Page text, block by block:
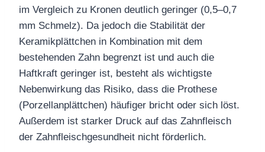
im Vergleich zu Kronen deutlich geringer (0,5–0,7
mm Schmelz). Da jedoch die Stabilität der
Keramikplättchen in Kombination mit dem
bestehenden Zahn begrenzt ist und auch die
Haftkraft geringer ist, besteht als wichtigste
Nebenwirkung das Risiko, dass die Prothese
(Porzellanplättchen) häufiger bricht oder sich löst.
Außerdem ist starker Druck auf das Zahnfleisch
der Zahnfleischgesundheit nicht förderlich.